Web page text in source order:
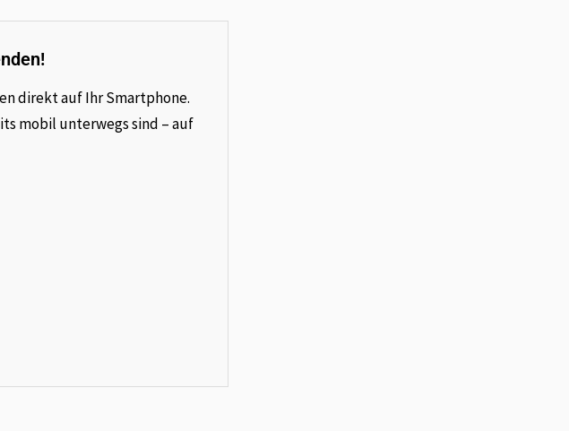
direkt auf Ihr Smartphone.
mobil unterwegs sind – auf